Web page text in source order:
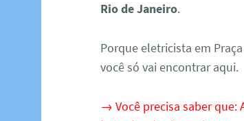
Rio de Janeiro.
Porque eletricista em
você só vai encontrar aqui.
→ Você precisa saber que: